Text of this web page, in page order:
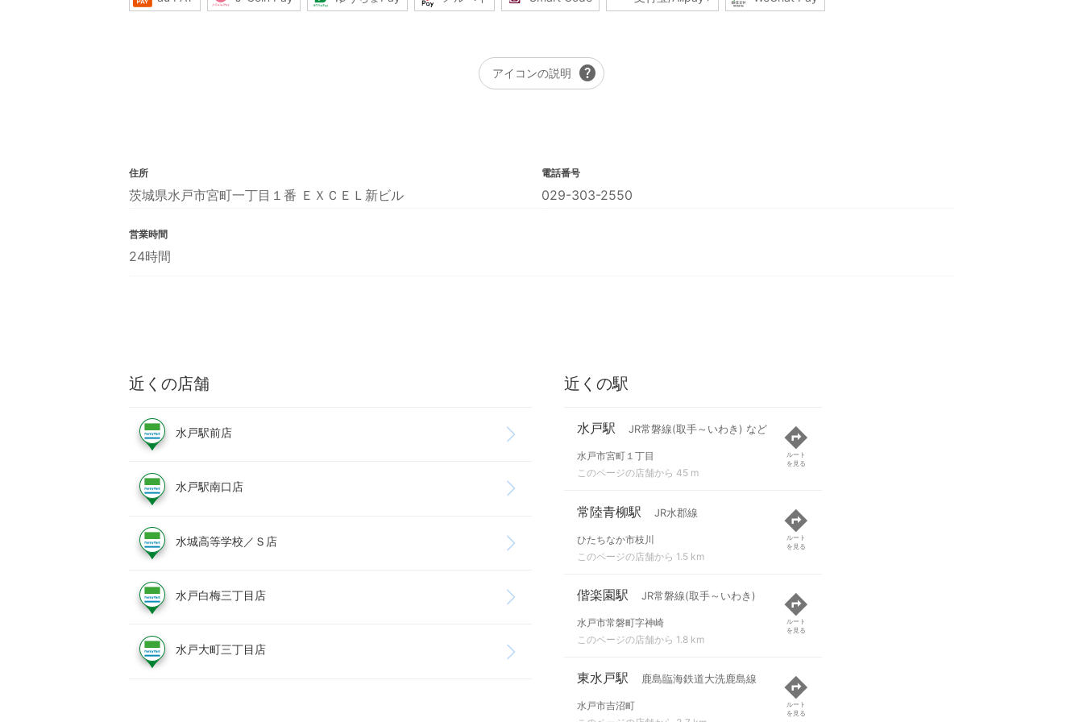
アイコンの説明 help
住所
茨城県水戸市宮町一丁目１番 ＥＸＣＥＬ新ビル
電話番号
029-303-2550
営業時間
24時間
近くの店舗
水戸駅前店
水戸駅南口店
水城高等学校／Ｓ店
水戸白梅三丁目店
水戸大町三丁目店
近くの駅
水戸駅 JR常磐線(取手～いわき) など
水戸市宮町１丁目
このページの店舗から 45 m
ルート
を見る
常陸青柳駅 JR水郡線
ひたちなか市枝川
このページの店舗から 1.5 km
ルート
を見る
偕楽園駅 JR常磐線(取手～いわき)
水戸市常磐町字神崎
このページの店舗から 1.8 km
ルート
を見る
東水戸駅 鹿島臨海鉄道大洗鹿島線
水戸市吉沼町
ルート
を見る